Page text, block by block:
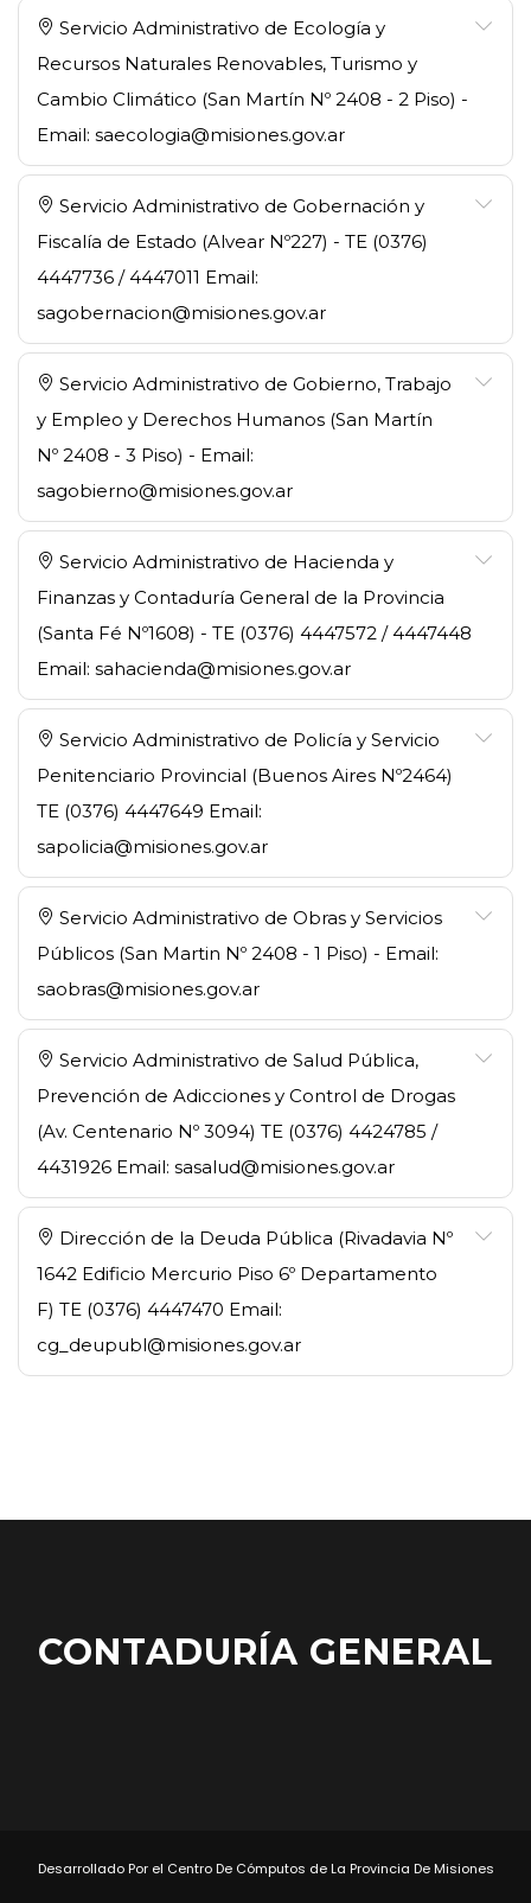
Servicio Administrativo de Ecología y
Recursos Naturales Renovables, Turismo y
Cambio Climático (San Martín Nº 2408 - 2 Piso) -
Email: saecologia@misiones.gov.ar
Servicio Administrativo de Gobernación y
Fiscalía de Estado (Alvear Nº227) - TE (0376)
4447736 / 4447011 Email:
sagobernacion@misiones.gov.ar
Servicio Administrativo de Gobierno, Trabajo
y Empleo y Derechos Humanos (San Martín
Nº 2408 - 3 Piso) - Email:
sagobierno@misiones.gov.ar
Servicio Administrativo de Hacienda y
Finanzas y Contaduría General de la Provincia
(Santa Fé Nº1608) - TE (0376) 4447572 / 4447448
Email: sahacienda@misiones.gov.ar
Servicio Administrativo de Policía y Servicio
Penitenciario Provincial (Buenos Aires Nº2464)
TE (0376) 4447649 Email:
sapolicia@misiones.gov.ar
Servicio Administrativo de Obras y Servicios
Públicos (San Martin Nº 2408 - 1 Piso) - Email:
saobras@misiones.gov.ar
Servicio Administrativo de Salud Pública,
Prevención de Adicciones y Control de Drogas
(Av. Centenario Nº 3094) TE (0376) 4424785 /
4431926 Email: sasalud@misiones.gov.ar
Dirección de la Deuda Pública (Rivadavia Nº
1642 Edificio Mercurio Piso 6º Departamento
F) TE (0376) 4447470 Email:
cg_deupubl@misiones.gov.ar
CONTADURÍA GENERAL
Desarrollado Por el Centro De Cómputos de La Provincia De Misiones